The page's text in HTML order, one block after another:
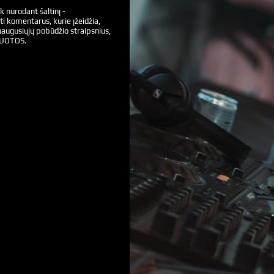
nurodant šaltinį -
komentarus, kurie įžeidžia,
pobūdžio straipsnius,